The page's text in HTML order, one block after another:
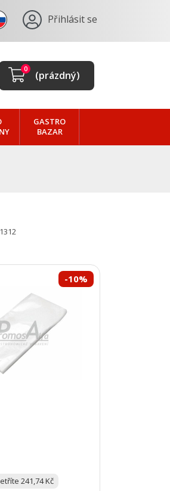
Přihlásit se
(prázdný)
0
GASTRO
BAZAR
241,74 Kč
-10%